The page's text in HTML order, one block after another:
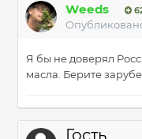
Wееds
Я бы не доверял
масла. Берите
Гость